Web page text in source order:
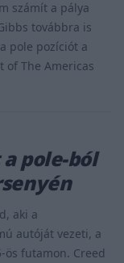
számít a pálya
továbbra is
pole pozíciót a
of The Americas
pole-ból
aki a
autóját vezeti, a
ös futamon. Creed